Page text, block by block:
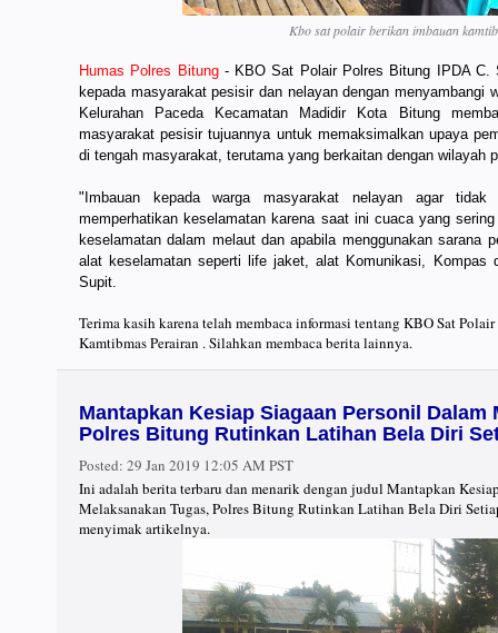
Kbo sat polair berikan imbauan
Humas Polres Bitung- KBO Sat Polair Polres Bitung IPDA C.
kepada masyarakat pesisir dan nelayan dengan menyambangi
Kelurahan Paceda Kecamatan Madidir Kota Bitung
masyarakat pesisir tujuannya untuk memaksimalkan upaya
di tengah masyarakat, terutama yang berkaitan dengan wilayah
"Imbauan kepada warga masyarakat nelayan agar
memperhatikan keselamatan karena saat ini cuaca yang
keselamatan dalam melaut dan apabila menggunakan sarana
alat keselamatan seperti life jaket, alat Komunikasi, Kompas
Supit.
Terima kasih karena telah membaca informasi tentang KBO Sat
Kamtibmas Perairan . Silahkan membaca berita lainnya.
Mantapkan Kesiap Siagaan Personil Dalam
Polres Bitung Rutinkan Latihan Bela Diri
Posted: 29 Jan 2019 12:05 AM PST
Ini adalah berita terbaru dan menarik dengan judul Mantapkan
Melaksanakan Tugas, Polres Bitung Rutinkan Latihan Bela Diri
menyimak artikelnya.